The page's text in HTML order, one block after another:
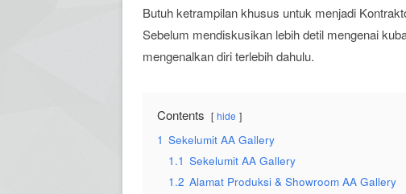
Butuh ketrampilan khusus untuk menjadi
Sebelum mendiskusikan lebih detil mengenai
mengenalkan diri terlebih dahulu.
Contents hide
1 Sekelumit AA Gallery
1.1 Sekelumit AA Gallery
1.2 Alamat Produksi & Showroom AA Gallery